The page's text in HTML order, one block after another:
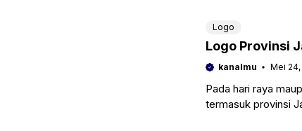
Logo
Logo Provinsi
kanalmu Mei 24,
Pada hari raya
termasuk provinsi